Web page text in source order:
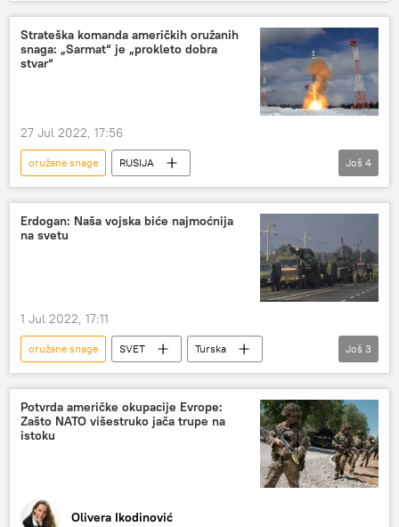
Kina – vojska i naoružanje
SAD
Si Đinping
Strateška komanda američkih oružanih
snaga: „Sarmat“ je „prokleto dobra
stvar“
27 Jul 2022, 17:56
oružane snage
RUSIJA
Rusija – vojska i naoružanje
SAD
Sarmat (interkontinentalna balistička raketa)
testiranje rakete
Još 4
Erdogan: Naša vojska biće najmoćnija
na svetu
1 Jul 2022, 17:11
oružane snage SVET
Turska
Redžep Tajip Erdogan
NATO
terorizam
Još 3
Potvrda američke okupacije Evrope:
Zašto NATO višestruko jača trupe na
istoku
Olivera Ikodinović